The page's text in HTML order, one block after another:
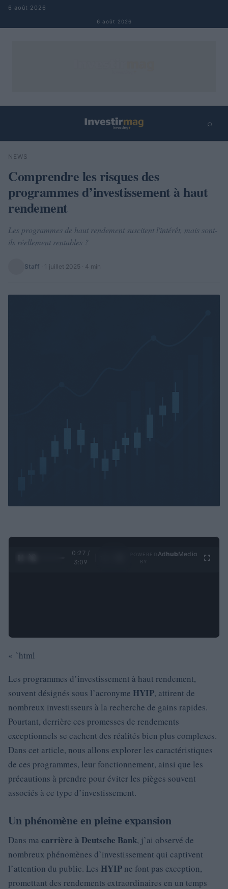
Aller au contenu
6 août 2026
6 août 2026
⌕
Rechercher
NEWS
Comprendre les risques des
programmes d’investissement à haut
rendement
Les programmes de haut rendement suscitent l'intérêt, mais sont-
ils réellement rentables ?
Staff · 1 juillet 2025 · 4 min
0:28 /
3:09
Ad hubMedia
« `html
Les programmes d’investissement à haut rendement,
souvent désignés sous l’acronyme HYIP, attirent de
nombreux investisseurs à la recherche de gains rapides.
Pourtant, derrière ces promesses de rendements
exceptionnels se cachent des réalités bien plus complexes.
Dans cet article, nous allons explorer les caractéristiques
de ces programmes, leur fonctionnement, ainsi que les
précautions à prendre pour éviter les pièges souvent
associés à ce type d’investissement.
Un phénomène en pleine expansion
Dans ma carrière à Deutsche Bank, j’ai observé de
nombreux phénomènes d’investissement qui captivent
l’attention du public. Les HYIP ne font pas exception,
promettant des rendements extraordinaires en un temps